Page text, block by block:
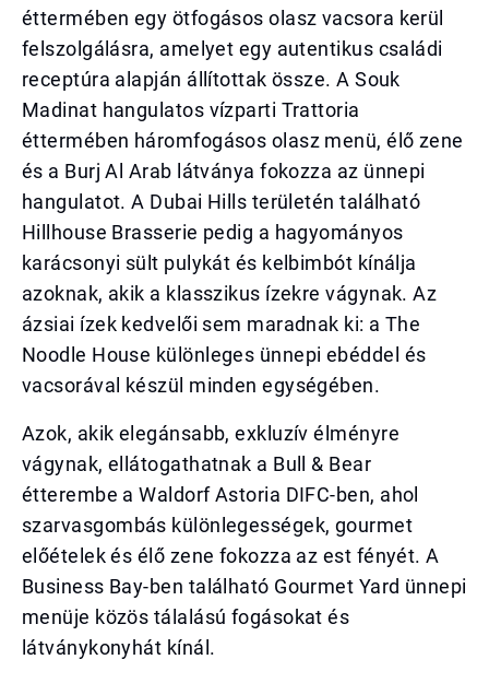
éttermében egy ötfogásos olasz vacsora kerül
felszolgálásra, amelyet egy autentikus családi
receptúra alapján állítottak össze. A Souk
Madinat hangulatos vízparti Trattoria
éttermében háromfogásos olasz menü, élő zene
és a Burj Al Arab látványa fokozza az ünnepi
hangulatot. A Dubai Hills területén található
Hillhouse Brasserie pedig a hagyományos
karácsonyi sült pulykát és kelbimbót kínálja
azoknak, akik a klasszikus ízekre vágynak. Az
ázsiai ízek kedvelői sem maradnak ki: a The
Noodle House különleges ünnepi ebéddel és
vacsorával készül minden egységében.
Azok, akik elegánsabb, exkluzív élményre
vágynak, ellátogathatnak a Bull & Bear
étterembe a Waldorf Astoria DIFC-ben, ahol
szarvasgombás különlegességek, gourmet
előételek és élő zene fokozza az est fényét. A
Business Bay-ben található Gourmet Yard ünnepi
menüje közös tálalású fogásokat és
látványkonyhát kínál.